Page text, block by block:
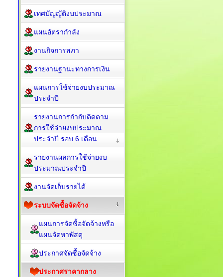
เทศบัญญัติงบประมาณ
แผนอัตรากำลัง
งานกิจการสภา
รายงานฐานะทางการเงิน
แผนการใช้จ่ายงบประมาณ
ประจำปี
รายงานการกำกับติดตาม
การใช้จ่ายงบประมาณ
ประจำปี รอบ 6 เดือน
รายงานผลการใช้จ่ายงบ
ประมาณประจำปี
งานจัดเก็บรายได้
ระบบจัดซื้อจัดจ้าง
แผนการจัดซื้อจัดจ้างหรือ
แผนจัดหาพัสดุ
ประกาศจัดซื้อจัดจ้าง
ประกาศราคากลาง